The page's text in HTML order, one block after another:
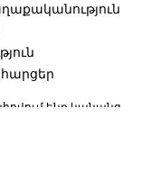
ենք կանանց